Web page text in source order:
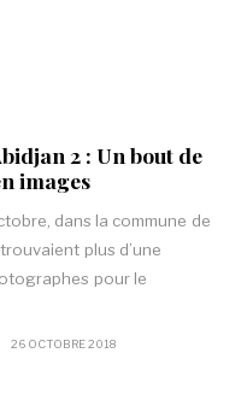
2 : Un bout de
images
dans la commune de
plus d’une
pour le
26 OCTOBRE 2018